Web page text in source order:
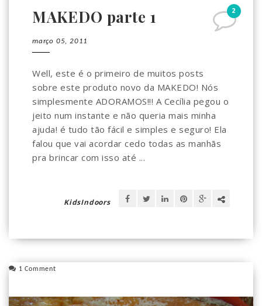
2
MAKEDO parte 1
março 05, 2011
Well, este é o primeiro de muitos posts
sobre este produto novo da MAKEDO! Nós
simplesmente ADORAMOS!!! A Cecília pegou o
jeito num instante e não queria mais minha
ajuda! é tudo tão fácil e simples e seguro! Ela
falou que vai acordar cedo todas as manhãs
pra brincar com isso até ...
KidsIndoors
1 Comment